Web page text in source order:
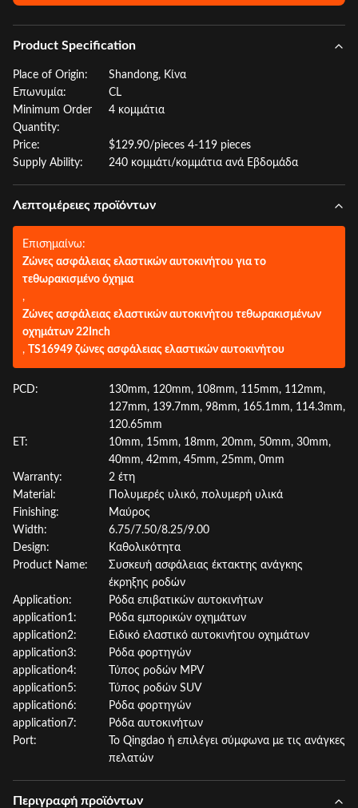
Product Specification
Place of Origin:
Shandong, Κίνα
Επωνυμία:
CL
Minimum Order
Quantity:
4 κομμάτια
Price:
$129.90/pieces 4-119 pieces
Supply Ability:
240 κομμάτι/κομμάτια ανά Εβδομάδα
Λεπτομέρειες προϊόντων
Επισημαίνω:
Ζώνες ασφάλειας ελαστικών αυτοκινήτου για το
τεθωρακισμένο όχημα
,
Ζώνες ασφάλειας ελαστικών αυτοκινήτου τεθωρακισμένων
οχημάτων 22Inch
,
TS16949 ζώνες ασφάλειας ελαστικών αυτοκινήτου
PCD:
130mm, 120mm, 108mm, 115mm, 112mm,
127mm, 139.7mm, 98mm, 165.1mm, 114.3mm,
120.65mm
ET:
10mm, 15mm, 18mm, 20mm, 50mm, 30mm,
40mm, 42mm, 45mm, 25mm, 0mm
Warranty:
2 έτη
Material:
Πολυμερές υλικό, πολυμερή υλικά
Finishing:
Μαύρος
Width:
6.75/7.50/8.25/9.00
Design:
Καθολικότητα
Product Name:
Συσκευή ασφάλειας έκτακτης ανάγκης
έκρηξης ροδών
Application:
Ρόδα επιβατικών αυτοκινήτων
application1:
Ρόδα εμπορικών οχημάτων
application2:
Ειδικό ελαστικό αυτοκινήτου οχημάτων
application3:
Ρόδα φορτηγών
application4:
Τύπος ροδών MPV
application5:
Τύπος ροδών SUV
application6:
Ρόδα φορτηγών
application7:
Ρόδα αυτοκινήτων
Port:
Το Qingdao ή επιλέγει σύμφωνα με τις ανάγκες
πελατών
Περιγραφή προϊόντων